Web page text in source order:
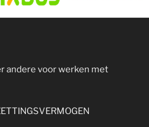
andere voor werken met